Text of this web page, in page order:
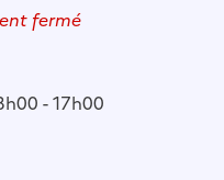
fermé
- 17h00